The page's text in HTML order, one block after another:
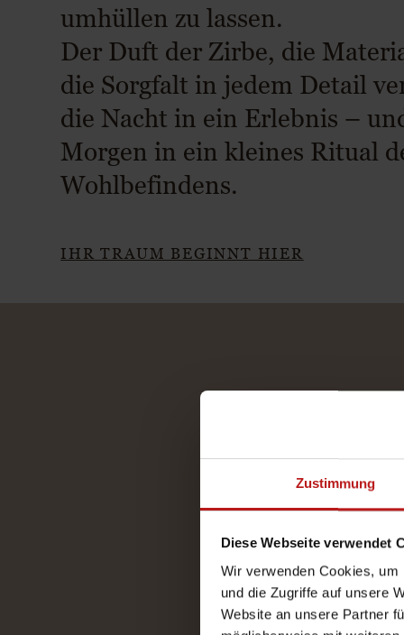
Zustimmung
Diese Webseite verwendet
Wir verwenden Cookies,
und die Zugriffe auf unsere
Website an unsere Partner
umhüllen zu lassen.
Der Duft der Zirbe, die
die Sorgfalt in jedem Detail
die Nacht in ein Erlebnis –
Morgen in ein kleines Ritual
Wohlbefindens.
IHR TRAUM BEGINNT HIER